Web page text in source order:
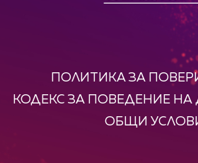
ПОЛИТИКА ЗА
КОДЕКС ЗА ПОВЕДЕНИЕ
ОБЩИ